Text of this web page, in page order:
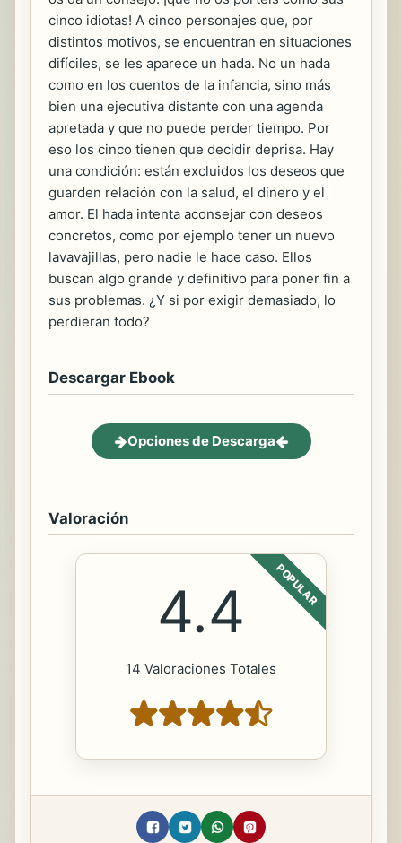
cinco idiotas! A cinco personajes que, por
distintos motivos, se encuentran en situaciones
difíciles, se les aparece un hada. No un hada
como en los cuentos de la infancia, sino más
bien una ejecutiva distante con una agenda
apretada y que no puede perder tiempo. Por
eso los cinco tienen que decidir deprisa. Hay
una condición: están excluidos los deseos que
guarden relación con la salud, el dinero y el
amor. El hada intenta aconsejar con deseos
concretos, como por ejemplo tener un nuevo
lavavajillas, pero nadie le hace caso. Ellos
buscan algo grande y definitivo para poner fin a
sus problemas. ¿Y si por exigir demasiado, lo
perdieran todo?
Descargar Ebook
Opciones de Descarga
Valoración
POPULAR
4.4
14 Valoraciones Totales